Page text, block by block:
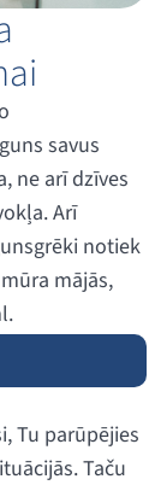
savus
ne arī dzīves
Arī
notiek
mājās,
Tu parūpējies
Taču